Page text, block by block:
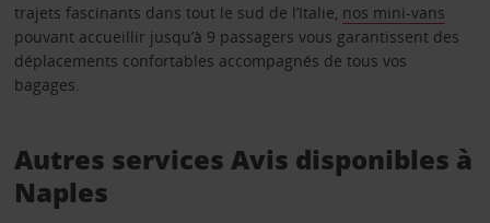
trajets fascinants dans tout le sud de l’Italie, nos mini-vans
pouvant accueillir jusqu’à 9 passagers vous garantissent des
déplacements confortables accompagnés de tous vos
bagages.
Autres services Avis disponibles à
Naples